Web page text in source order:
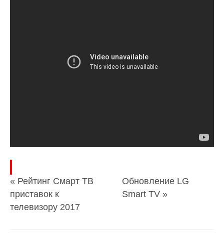
« Рейтинг Смарт ТВ
приставок к
телевизору 2017
Обновление LG
Smart TV »